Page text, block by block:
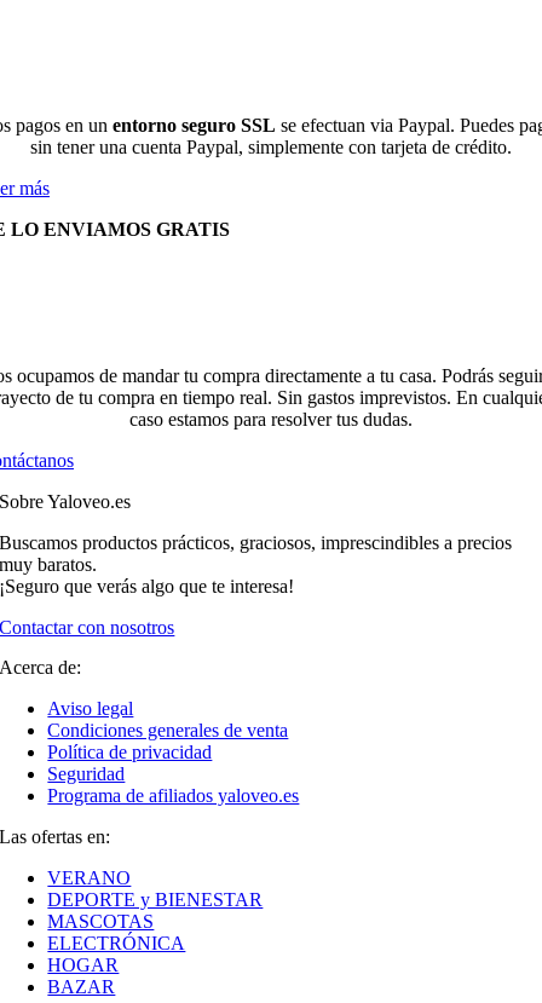
pagos en un entorno seguro SSL se efectuan via Paypal. Puedes
sin tener una cuenta Paypal, simplemente con tarjeta de crédito.
más
LO ENVIAMOS GRATIS
ocupamos de mandar tu compra directamente a tu casa. Podrás
de tu compra en tiempo real. Sin gastos imprevistos. En
caso estamos para resolver tus dudas.
Sobre Yaloveo.es
Buscamos productos prácticos, graciosos, imprescindibles a precios
muy baratos.
¡Seguro que verás algo que te interesa!
Contactar con nosotros
Acerca de:
Aviso legal
Condiciones generales de venta
Política de privacidad
Seguridad
Programa de afiliados yaloveo.es
Las ofertas en:
VERANO
DEPORTE y BIENESTAR
MASCOTAS
ELECTRÓNICA
HOGAR
BAZAR